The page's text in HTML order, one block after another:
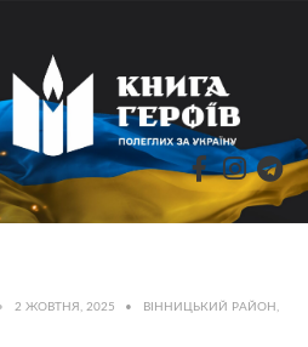
2 ЖОВТНЯ, 2025 • ВІННИЦЬКИЙ РАЙОН ,